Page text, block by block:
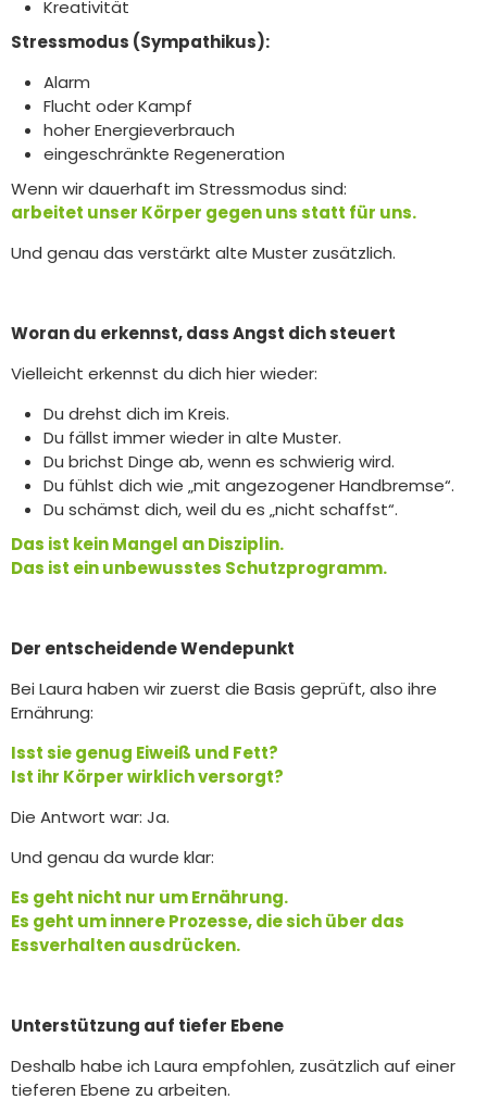
Kreativität
Stressmodus (Sympathikus):
Alarm
Flucht oder Kampf
hoher Energieverbrauch
eingeschränkte Regeneration
Wenn wir dauerhaft im Stressmodus sind:
arbeitet unser Körper gegen uns statt für uns.
Und genau das verstärkt alte Muster zusätzlich.
Woran du erkennst, dass Angst dich steuert
Vielleicht erkennst du dich hier wieder:
Du drehst dich im Kreis.
Du fällst immer wieder in alte Muster.
Du brichst Dinge ab, wenn es schwierig wird.
Du fühlst dich wie „mit angezogener Handbremse“.
Du schämst dich, weil du es „nicht schaffst“.
Das ist kein Mangel an Disziplin.
Das ist ein unbewusstes Schutzprogramm.
Der entscheidende Wendepunkt
Bei Laura haben wir zuerst die Basis geprüft, also ihre
Ernährung:
Isst sie genug Eiweiß und Fett?
Ist ihr Körper wirklich versorgt?
Die Antwort war: Ja.
Und genau da wurde klar:
Es geht nicht nur um Ernährung.
Es geht um innere Prozesse, die sich über das
Essverhalten ausdrücken.
Unterstützung auf tiefer Ebene
Deshalb habe ich Laura empfohlen, zusätzlich auf einer
tieferen Ebene zu arbeiten.